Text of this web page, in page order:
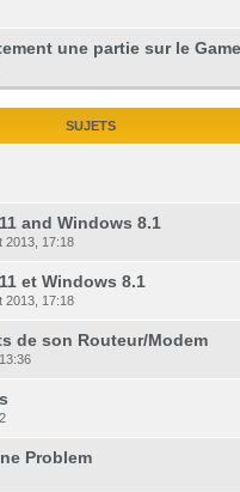
une partie sur le
SUJETS
and Windows 8.1
2013, 17:18
et Windows 8.1
2013, 17:18
de son Routeur/Modem
Problem